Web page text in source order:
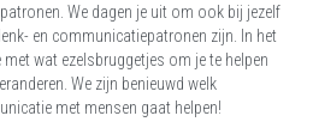
We dagen je uit om ook bij jezelf
en communicatiepatronen zijn. In het
wat ezelsbruggetjes om je te helpen
We zijn benieuwd welk
met mensen gaat helpen!